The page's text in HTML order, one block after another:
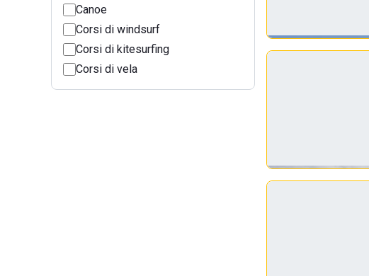
Canoe
Corsi di windsurf
Corsi di kitesurfing
Corsi di vela